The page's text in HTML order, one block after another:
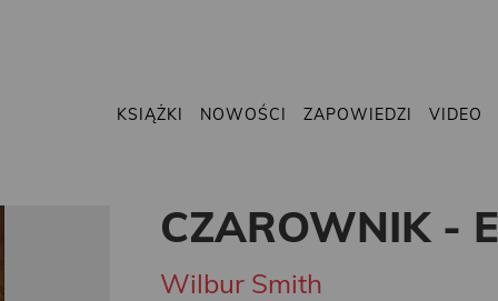
KSIĄŻKI NOWOŚCI ZAPOWIEDZI VIDEO
CZAROWNIK -
Wilbur Smith